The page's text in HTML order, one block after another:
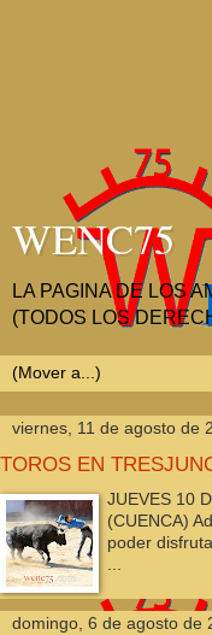
WENC75
LA PAGINA DE LOS
(TODOS LOS
viernes, 11 de agosto de
TOROS EN
JUEVES 10
(CUENCA)
poder
domingo, 6 de agosto de